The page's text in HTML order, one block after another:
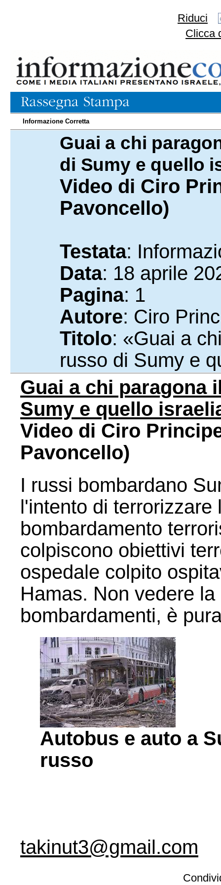
Riduci
Clicca
Informazione Corretta
Guai a chi
di Sumy e quello
Video di Ciro
Pavoncello)
Testata:
Data: 18 aprile
Pagina: 1
Autore: Ciro
Titolo: «Guai a
russo di Sumy e
Guai a chi paragona
Sumy e quello
Video di Ciro
Pavoncello)
I russi bombardano
l'intento di
bombardamento
colpiscono obiettivi
ospedale colpito
Hamas. Non vedere
bombardamenti, è
Autobus e auto a
russo
takinut3@gmail.com